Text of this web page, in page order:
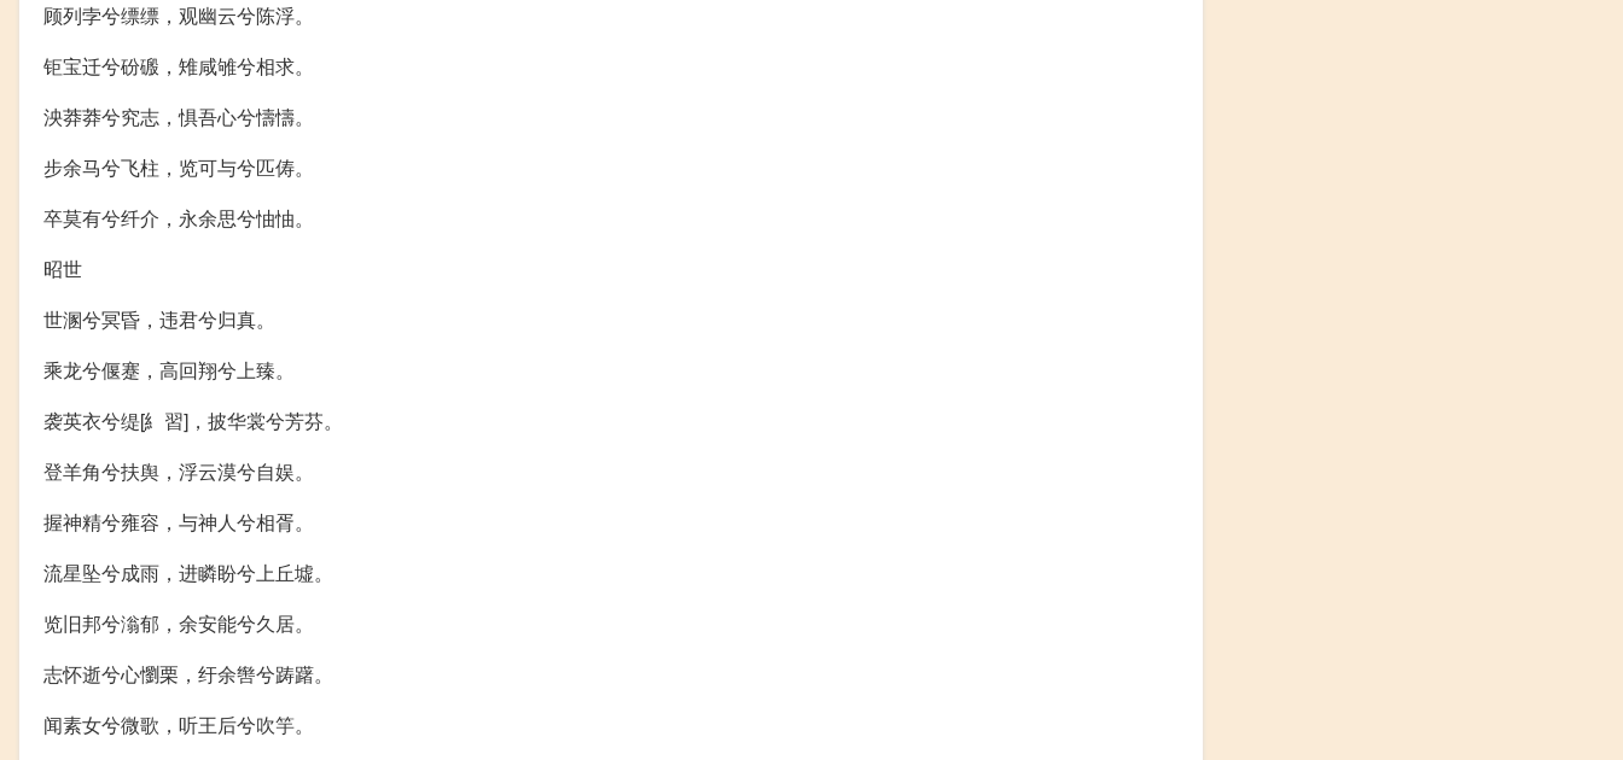
顾列孛兮缥缥，观幽云兮陈浮。
钜宝迁兮砏磤，雉咸雊兮相求。
泱莽莽兮究志，惧吾心兮懤懤。
步余马兮飞柱，览可与兮匹俦。
卒莫有兮纤介，永余思兮怞怞。
昭世
世溷兮冥昏，违君兮归真。
乘龙兮偃蹇，高回翔兮上臻。
袭英衣兮缇[糹習]，披华裳兮芳芬。
登羊角兮扶舆，浮云漠兮自娱。
握神精兮雍容，与神人兮相胥。
流星坠兮成雨，进瞵盼兮上丘墟。
览旧邦兮滃郁，余安能兮久居。
志怀逝兮心懰栗，纡余辔兮踌躇。
闻素女兮微歌，听王后兮吹竽。